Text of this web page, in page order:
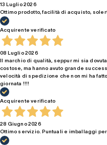
13 Luglio 2026
Ottimo prodotto, facilità di acquisto,
Acquirente verificato
08 Luglio 2026
Il marchio di qualità, seppur mi sia
costose, ma hanno avuto grande
velocità di spedizione che non mi ha
giornata !!!!
Acquirente verificato
28 Giugno 2026
Ottimo servizio. Puntuali e imballaggi